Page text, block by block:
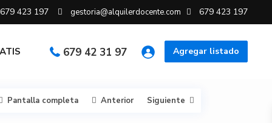
679 423 197 gestoria@alquilerdocente.com 679 423 197
Agregar listado
679 42 31 97
Pantalla completa Anterior Siguiente